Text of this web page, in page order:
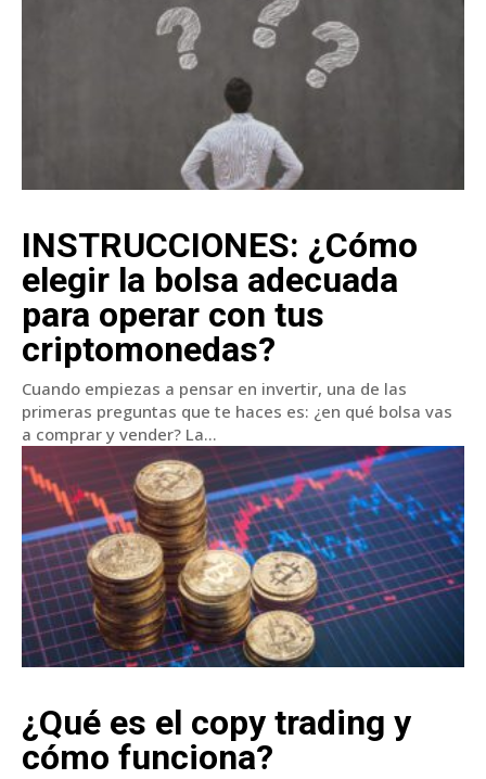
INSTRUCCIONES: ¿Cómo
elegir la bolsa adecuada
para operar con tus
criptomonedas?
Cuando empiezas a pensar en invertir, una de las
primeras preguntas que te haces es: ¿en qué bolsa vas
a comprar y vender? La...
¿Qué es el copy trading y
cómo funciona?